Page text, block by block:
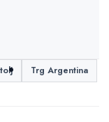
Trg Argentina